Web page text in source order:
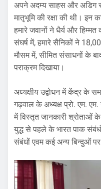
अपने अदम्य साहस और अडिग
मातृभूमि की रक्षा की थी। इन
हमारे जवानों ने धैर्य और
संघर्ष में, हमारे सैनिकों ने
मौसम में, सीमित संसाधनों के
पराक्रम दिखाया।
अध्यक्षीय उद्बोधन में केंद्र के
गढ़वाल के अध्यक्ष प्रो. एम.
में विस्तृत जानकारी श्रोताओं
युद्ध से पहले के भारत पाक संबंधों,
संबंधों एवम कई अन्य बिन्दुओं